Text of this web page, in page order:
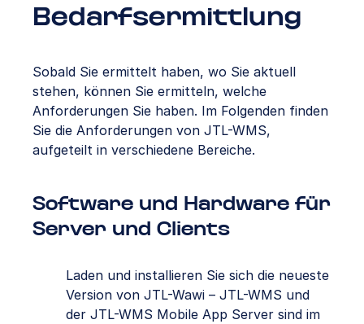
Bedarfsermittlung
Sobald Sie ermittelt haben, wo Sie aktuell
stehen, können Sie ermitteln, welche
Anforderungen Sie haben. Im Folgenden finden
Sie die Anforderungen von JTL-WMS,
aufgeteilt in verschiedene Bereiche.
Software und Hardware für
Server und Clients
Laden und installieren Sie sich die neueste
Version von JTL-Wawi – JTL-WMS und
der JTL-WMS Mobile App Server sind im